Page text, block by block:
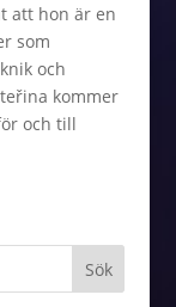
att hon är en
som
och
kommer
och till